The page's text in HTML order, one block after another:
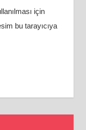
için
bu tarayıcıya